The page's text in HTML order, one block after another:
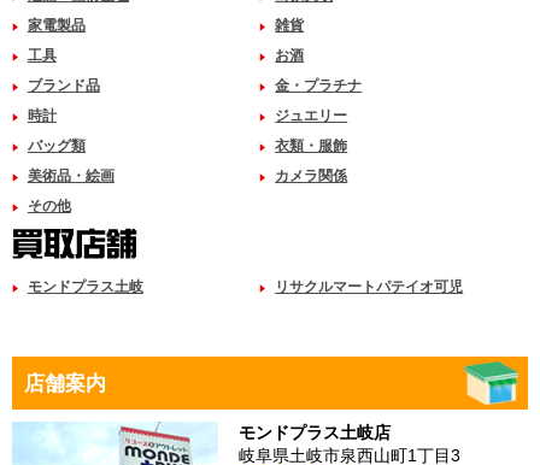
家電製品
雑貨
工具
お酒
ブランド品
金・プラチナ
時計
ジュエリー
バッグ類
衣類・服飾
美術品・絵画
カメラ関係
その他
モンドプラス土岐 リサクルマートパテイオ可児
店舗案内
モンドプラス土岐店
岐阜県土岐市泉西山町1丁目3